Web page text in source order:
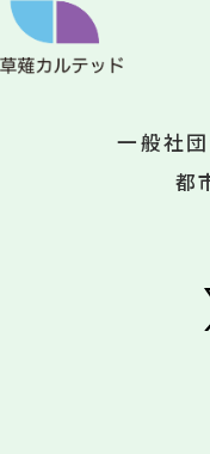
一般社
都